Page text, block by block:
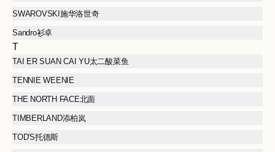
SWAROVSKI施华洛世奇
Sandro衫卓
T
TAI ER SUAN CAI YU太二酸菜鱼
TENNIE WEENIE
THE NORTH FACE北面
TIMBERLAND添柏岚
TOD'S托德斯